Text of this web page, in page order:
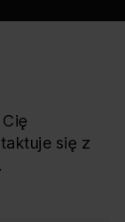
się z